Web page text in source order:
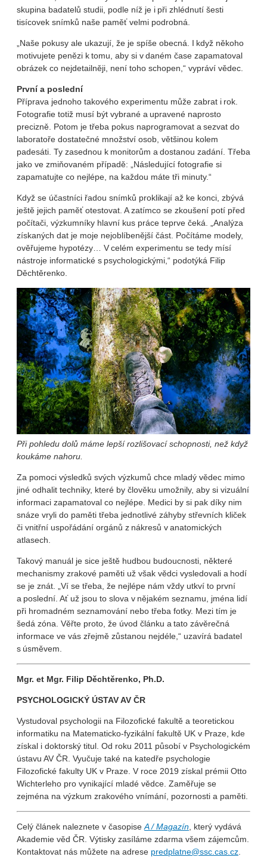
skupina badatelů studii, podle níž je i při zhlédnutí šesti
tisícovek snímků naše paměť velmi podrobná.
„Naše pokusy ale ukazují, že je spíše obecná. I když někoho
motivujete penězi k tomu, aby si v daném čase zapamatoval
obrázek co nejdetailněji, není toho schopen,“ vypráví vědec.
První a poslední
Příprava jednoho takového experimentu může zabrat i rok.
Fotografie totiž musí být vybrané a upravené naprosto
precizně. Potom je třeba pokus naprogramovat a sezvat do
laboratoře dostatečné množství osob, většinou kolem
padesáti. Ty zasednou k monitorům a dostanou zadání. Třeba
jako ve zmiňovaném případě: „Následující fotografie si
zapamatujte co nejlépe, na každou máte tři minuty.“
Když se účastníci řadou snímků proklikají až ke konci, zbývá
ještě jejich paměť otestovat. A zatímco se zkoušení potí před
počítači, výzkumníky hlavní kus práce teprve čeká. „Analýza
získaných dat je moje nejoblíbenější část. Počítáme modely,
ověřujeme hypotézy… V celém experimentu se tedy mísí
nástroje informatické s psychologickými,“ podotýká Filip
Děchtěrenko.
Při pohledu dolů máme lepší rozlišovací schopnosti, než když
koukáme nahoru.
Za pomoci výsledků svých výzkumů chce mladý vědec mimo
jiné odhalit techniky, které by člověku umožnily, aby si vizuální
informaci zapamatoval co nejlépe. Medici by si pak díky nim
snáze vryli do paměti třeba jednotlivé záhyby střevních kliček
či vnitřní uspořádání orgánů z nákresů v anatomických
atlasech.
Takový manuál je sice ještě hudbou budoucnosti, některé
mechanismy zrakové paměti už však vědci vysledovali a hodí
se je znát. „Ví se třeba, že nejlépe nám vždy utkví to první
a poslední. Ať už jsou to slova v nějakém seznamu, jména lidí
při hromadném seznamování nebo třeba fotky. Mezi tím je
šedá zóna. Věřte proto, že úvod článku a tato závěrečná
informace ve vás zřejmě zůstanou nejdéle,“ uzavírá badatel
s úsměvem.
Mgr. et Mgr. Filip Děchtěrenko, Ph.D.
PSYCHOLOGICKÝ ÚSTAV AV ČR
Vystudoval psychologii na Filozofické fakultě a teoretickou
informatiku na Matematicko-fyzikální fakultě UK v Praze, kde
získal i doktorský titul. Od roku 2011 působí v Psychologickém
ústavu AV ČR. Vyučuje také na katedře psychologie
Filozofické fakulty UK v Praze. V roce 2019 získal prémii Otto
Wichterleho pro vynikající mladé vědce. Zaměřuje se
zejména na výzkum zrakového vnímání, pozornosti a paměti.
Celý článek naleznete v časopise A / Magazín , který vydává
Akademie věd ČR. Výtisky zasíláme zdarma všem zájemcům.
Kontaktovat nás můžete na adrese predplatne@ssc.cas.cz